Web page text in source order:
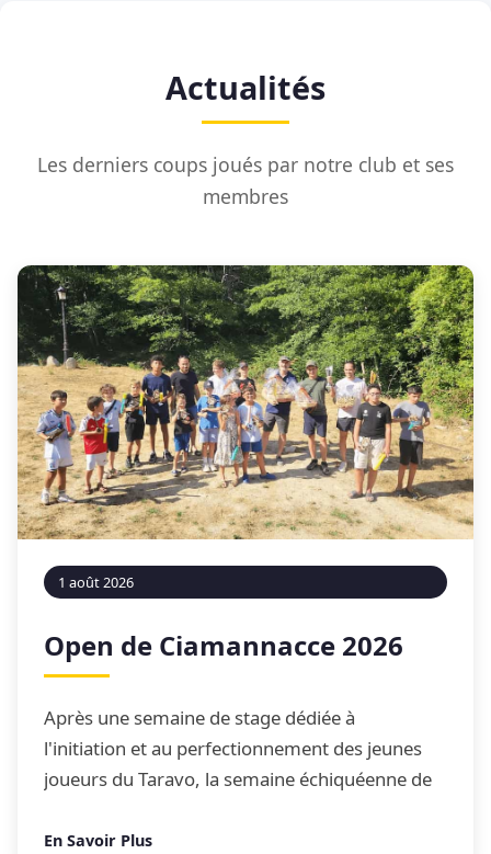
Actualités
Les derniers coups joués par notre club et ses
membres
1 août 2026
Open de Ciamannacce 2026
Après une semaine de stage dédiée à
l'initiation et au perfectionnement des jeunes
joueurs du Taravo, la semaine échiquéenne de
Open de blitz
En Savoir Plus